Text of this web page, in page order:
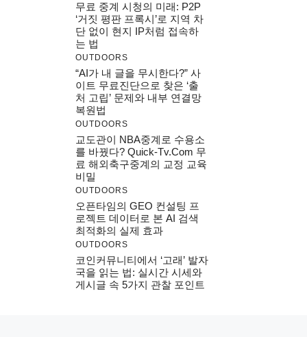
무료 중계 시청의 미래: P2P
‘거짓 평판 프록시’로 지역 차
단 없이 현지 IP처럼 접속하
는 법
OUTDOORS
“AI가 내 글을 무시한다?” 사
이트 무료진단으로 찾은 ‘출
처 고립’ 문제와 내부 연결망
복원법
OUTDOORS
교도관이 NBA중계로 수용소
를 바꿨다? Quick-Tv.com 무
료 해외축구중계의 교정 교육
비밀
OUTDOORS
오픈타임의 GEO 컨설팅 프
로젝트 데이터로 본 AI 검색
최적화의 실제 효과
OUTDOORS
코인커뮤니티에서 ‘고래’ 발자
국을 읽는 법: 실시간 시세와
게시글 속 5가지 관찰 포인트